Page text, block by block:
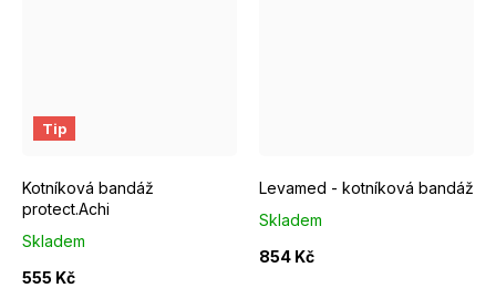
Tip
Kotníková bandáž
protect.Achi
Skladem
555 Kč
2
Levamed - kotníková bandáž
Skladem
854 Kč